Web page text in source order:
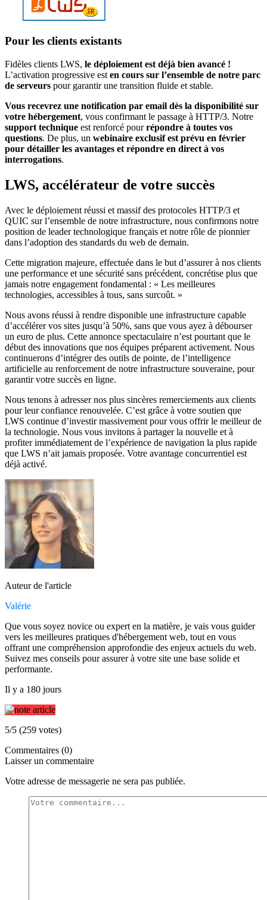
Pour les clients existants
Fidèles clients LWS, le déploiement est déjà bien avancé !
L’activation progressive est en cours sur l’ensemble de notre parc
de serveurs pour garantir une transition fluide et stable.
Vous recevrez une notification par email dès la disponibilité sur
votre hébergement, vous confirmant le passage à HTTP/3. Notre
support technique est renforcé pourrépondre à toutes vos
questions. De plus, un webinaire exclusif est prévu en février
pour détailler les avantages et répondre en direct à vos
interrogations.
LWS, accélérateur de votre succès
Avec le déploiement réussi et massif des protocoles HTTP/3 et
QUIC sur l’ensemble de notre infrastructure, nous confirmons notre
position de leader technologique français et notre rôle de pionnier
dans l’adoption des standards du web de demain.
Cette migration majeure, effectuée dans le but d’assurer à nos clients
une performance et une sécurité sans précédent, concrétise plus que
jamais notre engagement fondamental : « Les meilleures
technologies, accessibles à tous, sans surcoût. »
Nous avons réussi à rendre disponible une infrastructure capable
d’accélérer vos sites jusqu’à 50%, sans que vous ayez à débourser
un euro de plus. Cette annonce spectaculaire n’est pourtant que le
début des innovations que nos équipes préparent activement. Nous
continuerons d’intégrer des outils de pointe, de l’intelligence
artificielle au renforcement de notre infrastructure souveraine, pour
garantir votre succès en ligne.
Nous tenons à adresser nos plus sincères remerciements aux clients
pour leur confiance renouvelée. C’est grâce à votre soutien que
LWS continue d’investir massivement pour vous offrir le meilleur de
la technologie. Nous vous invitons à partager la nouvelle et à
profiter immédiatement de l’expérience de navigation la plus rapide
que LWS n’ait jamais proposée. Votre avantage concurrentiel est
déjà activé.
Auteur de l'article
Valérie
Que vous soyez novice ou expert en la matière, je vais vous guider
vers les meilleures pratiques d'hébergement web, tout en vous
offrant une compréhension approfondie des enjeux actuels du web.
Suivez mes conseils pour assurer à votre site une base solide et
performante.
Il y a 180 jours
5/5 (259 votes)
Commentaires (0)
Laisser un commentaire
Votre adresse de messagerie ne sera pas publiée.